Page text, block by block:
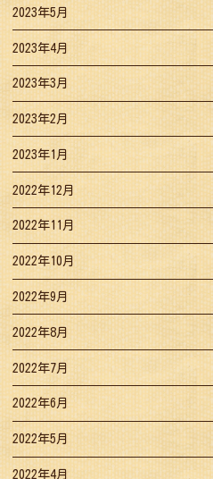
2023年5月
2023年4月
2023年3月
2023年2月
2023年1月
2022年12月
2022年11月
2022年10月
2022年9月
2022年8月
2022年7月
2022年6月
2022年5月
2022年4月